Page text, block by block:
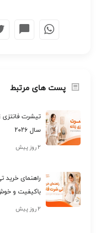
پست های مرتبط
تیشرت فانتزی
سال ۲۰۲۶
۲ روز پیش
راهنمای
باکیفیت و
۲ روز پیش